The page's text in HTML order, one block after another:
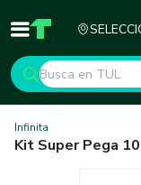
Inicio TUL - Tu
Infinita
Kit Super Pega